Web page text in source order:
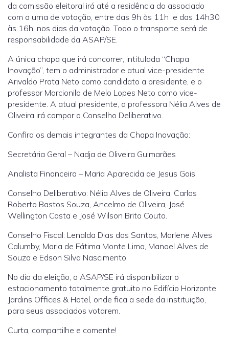
da comissão eleitoral irá até a residência do associado
com a urna de votação, entre das 9h às 11h e das 14h30
às 16h, nos dias da votação. Todo o transporte será de
responsabilidade da ASAP/SE.
A única chapa que irá concorrer, intitulada “Chapa
Inovação”, tem o administrador e atual vice-presidente
Arivaldo Prata Neto como candidato a presidente, e o
professor Marcionilo de Melo Lopes Neto como vice-
presidente. A atual presidente, a professora Nélia Alves de
Oliveira irá compor o Conselho Deliberativo.
Confira os demais integrantes da Chapa Inovação:
Secretária Geral – Nadja de Oliveira Guimarães
Analista Financeira – Maria Aparecida de Jesus Gois
Conselho Deliberativo: Nélia Alves de Oliveira, Carlos
Roberto Bastos Souza, Ancelmo de Oliveira, José
Wellington Costa e José Wilson Brito Couto.
Conselho Fiscal: Lenalda Dias dos Santos, Marlene Alves
Calumby, Maria de Fátima Monte Lima, Manoel Alves de
Souza e Edson Silva Nascimento.
No dia da eleição, a ASAP/SE irá disponibilizar o
estacionamento totalmente gratuito no Edifício Horizonte
Jardins Offices & Hotel, onde fica a sede da instituição,
para seus associados votarem.
Curta, compartilhe e comente!